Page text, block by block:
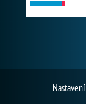
Nastavení